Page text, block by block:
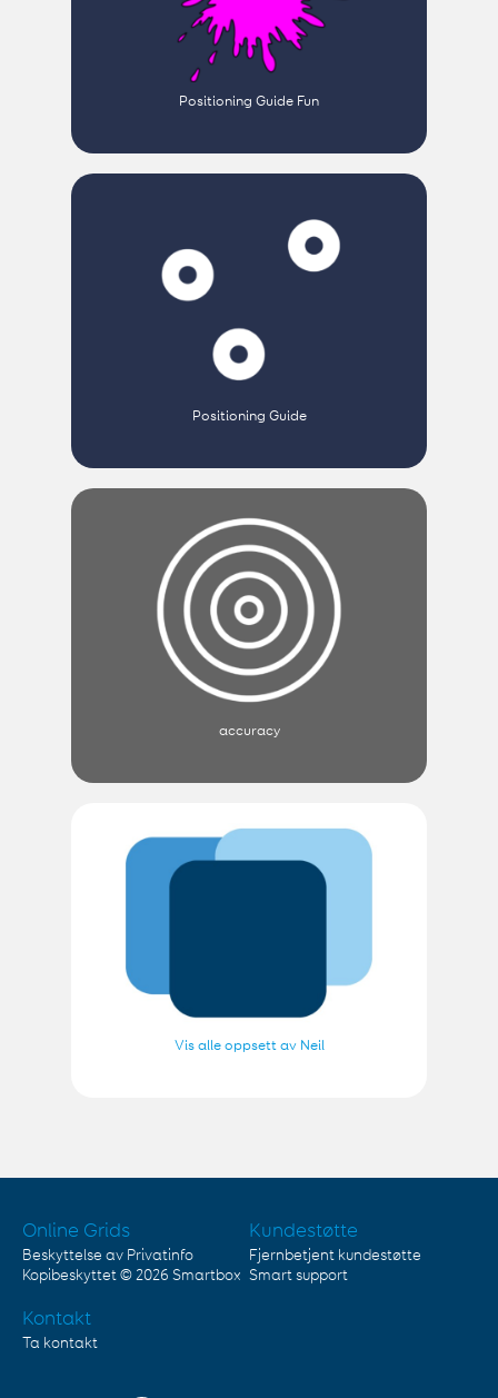
Positioning Guide Fun
Positioning Guide
accuracy
Vis alle oppsett av Neil
Online Grids
Beskyttelse av Privatinfo
Kopibeskyttet © 2026 Smartbox
Kundestøtte
Fjernbetjent kundestøtte
Smart support
Kontakt
Ta kontakt